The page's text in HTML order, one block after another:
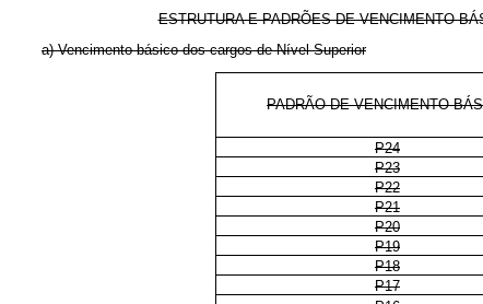
ESTRUTURA E PADRÕES DE VENCIMENTO
a) Vencimento básico dos cargos de Nível Superior
PADRÃO DE VENCIMENTO
P24
P23
P22
P21
P20
P19
P18
P17